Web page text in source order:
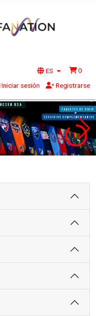
ES
0
Iniciar sesión
Registrarse
1s